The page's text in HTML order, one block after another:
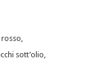
sott’olio,